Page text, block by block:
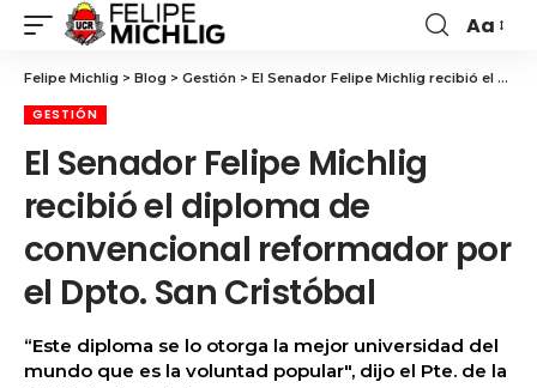
Aa
Felipe Michlig > Blog > Gestión > El Senador Felipe Michlig recibió el diploma de convencional reformador por el Dpto. San Cristóbal
GESTIÓN
El Senador Felipe Michlig
recibió el diploma de
convencional reformador por
el Dpto. San Cristóbal
“Este diploma se lo otorga la mejor universidad del
mundo que es la voluntad popular", dijo el Pte. de la